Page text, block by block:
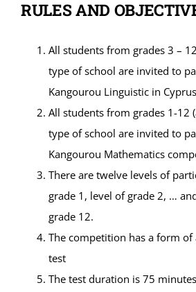
Γενικές Σελίδες
STUDY MEDICINE
Επικοινωνία
RULES AND
All students from grades 3 –
type of school are invited to
Kangourou Linguistic in
All students from grades 1-12
type of school are invited to
Kangourou Mathematics
There are twelve levels of
grade 1, level of grade 2, …
grade 12.
The competition has a form
test
The test duration is 75